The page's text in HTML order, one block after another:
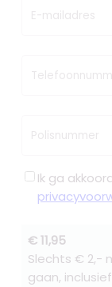
E-mailadres
Polisnummer
Ik ga
€ 11,95
Slechts € 2,-
gaan,